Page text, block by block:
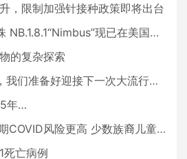
，限制加强针接种政策即将出台
现已在美国占据主导地位
的复杂探索
们准备好迎接下一次大流行了吗？
年…
风险更高 少数族裔儿童存在差异
死亡病例